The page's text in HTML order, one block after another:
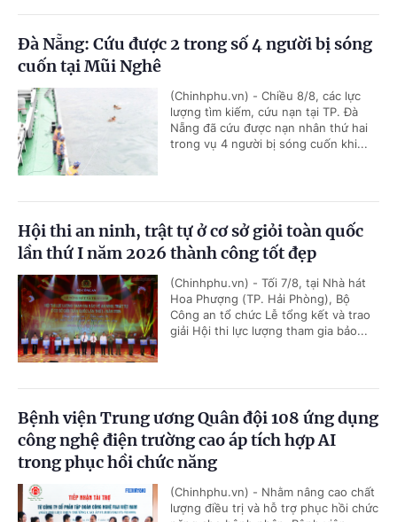
Đà Nẵng: Cứu được 2 trong số 4 người bị sóng
cuốn tại Mũi Nghê
(Chinhphu.vn) - Chiều 8/8, các lực
lượng tìm kiếm, cứu nạn tại TP. Đà
Nẵng đã cứu được nạn nhân thứ hai
trong vụ 4 người bị sóng cuốn khi...
Hội thi an ninh, trật tự ở cơ sở giỏi toàn quốc
lần thứ I năm 2026 thành công tốt đẹp
(Chinhphu.vn) - Tối 7/8, tại Nhà hát
Hoa Phượng (TP. Hải Phòng), Bộ
Công an tổ chức Lễ tổng kết và trao
giải Hội thi lực lượng tham gia bảo...
Bệnh viện Trung ương Quân đội 108 ứng dụng
công nghệ điện trường cao áp tích hợp AI
trong phục hồi chức năng
(Chinhphu.vn) - Nhằm nâng cao chất
lượng điều trị và hỗ trợ phục hồi chức